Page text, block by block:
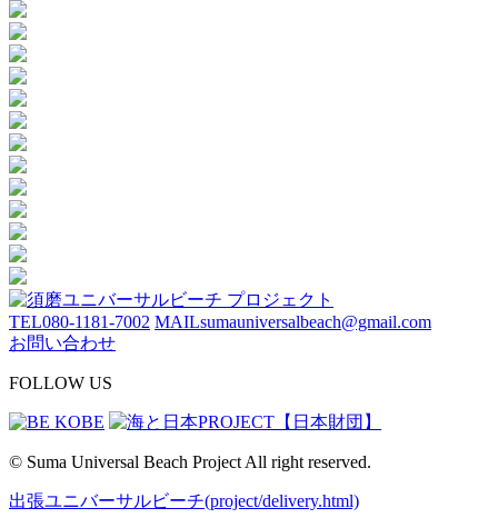
TEL080-1181-7002 MAILsumauniversalbeach@gmail.com
お問い合わせ
FOLLOW US
© Suma Universal Beach Project All right reserved.
出張ユニバーサルビーチ(project/delivery.html)